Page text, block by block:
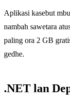
Aplikasi kasebut
nambah sawetara
paling ora 2 GB
gedhe.
.NET lan